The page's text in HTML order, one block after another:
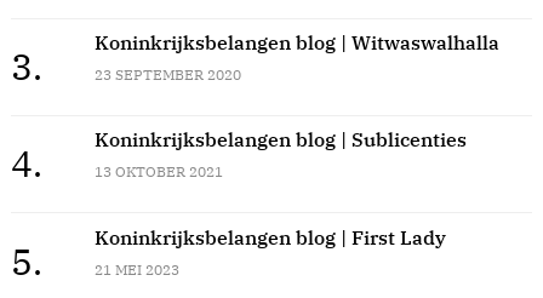
3.
Koninkrijksbelangen blog | Witwaswalhalla
23 SEPTEMBER 2020
4.
Koninkrijksbelangen blog | Sublicenties
13 OKTOBER 2021
5.
Koninkrijksbelangen blog | First Lady
21 MEI 2023